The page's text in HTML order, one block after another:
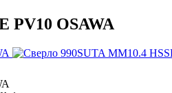
PV10 OSAWA